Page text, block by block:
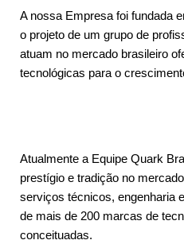
A nossa Empresa foi fundada
o projeto de um grupo de
atuam no mercado brasileiro
tecnológicas para o
Atualmente a Equipe Quark
prestígio e tradição no
serviços técnicos, engenharia
de mais de 200 marcas de
conceituadas.